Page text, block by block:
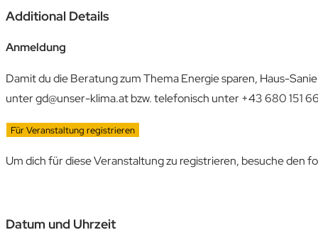
Additional Details
Anmeldung
Damit du die Beratung zum Thema Energie sparen, Haus-
unter gd@unser-klima.at bzw. telefonisch unter +43 680 151
Für Veranstaltung registrieren
Um dich für diese Veranstaltung zu registrieren, besuche den
Datum und Uhrzeit